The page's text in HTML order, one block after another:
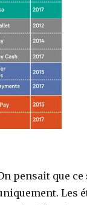
pensait que